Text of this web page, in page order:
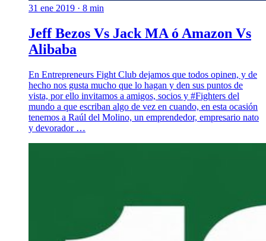
31 ene 2019 · 8 min
Jeff Bezos Vs Jack MA ó Amazon Vs
Alibaba
En Entrepreneurs Fight Club dejamos que todos opinen, y de
hecho nos gusta mucho que lo hagan y den sus puntos de
vista, por ello invitamos a amigos, socios y #Fighters del
mundo a que escriban algo de vez en cuando, en esta ocasión
tenemos a Raúl del Molino, un emprendedor, empresario nato
y devorador …